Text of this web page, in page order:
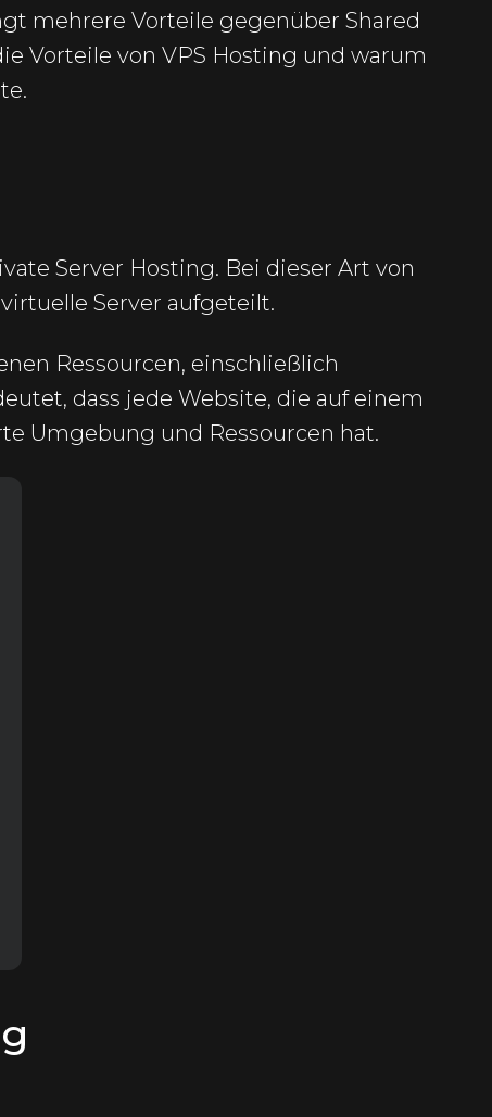
mehrere Vorteile gegenüber Shared
Vorteile von VPS Hosting und warum
Server Hosting. Bei dieser Art von
Server aufgeteilt.
Ressourcen, einschließlich
dass jede Website, die auf einem
Umgebung und Ressourcen hat.